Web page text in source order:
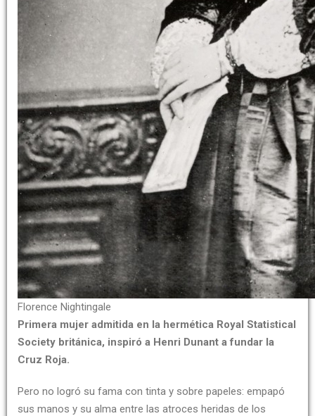
Florence Nightingale
Primera mujer admitida en la hermética Royal Statistical
Society británica, inspiró a Henri Dunant a fundar la
Cruz Roja.
Pero no logró su fama con tinta y sobre papeles: empapó
sus manos y su alma entre las atroces heridas de los